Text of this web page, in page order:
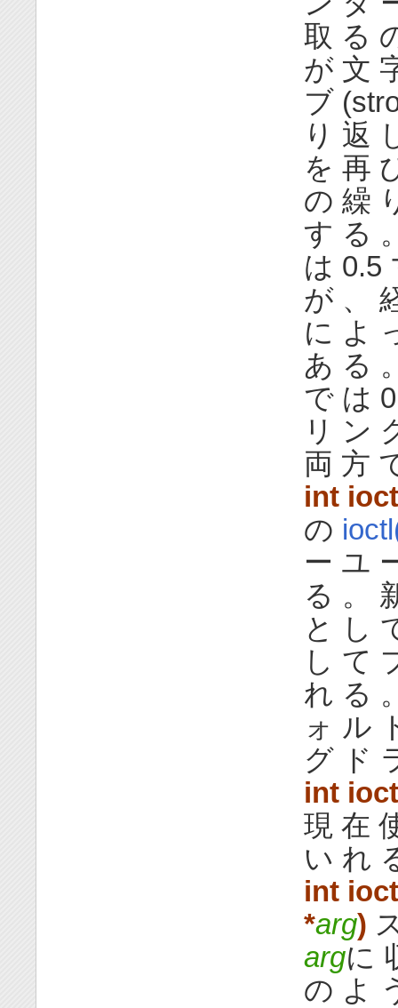
取 る
が 文
ブ
り 返
を 再
の 繰
す る
は 0.5
が 、
に よ
あ る
で は
リ ン
両 方
int
の
ー ユ
る 。
と し
し て
れ る
ォ ル
グ ド
int
現 在
い れ
int
*arg)
argに
の よ